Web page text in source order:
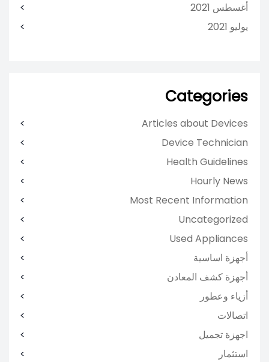
أغسطس 2021
يوليو 2021
Categories
Articles about Devices
Device Technician
Health Guidelines
Hourly News
Most Recent Information
Uncategorized
Used Appliances
أجهزة اساسية
أجهزة كشف المعادن
أزياء وعطور
اتصالات
اجهزة تجميل
استثمار